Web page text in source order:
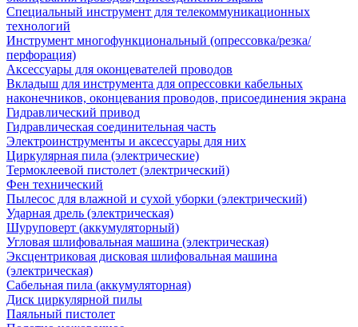
Специальный инструмент для телекоммуникационных
технологий
Инструмент многофункциональный (опрессовка/резка/
перфорация)
Аксессуары для оконцевателей проводов
Вкладыш для инструмента для опрессовки кабельных
наконечников, оконцевания проводов, присоединения экрана
Гидравлический привод
Гидравлическая соединительная часть
Электроинструменты и аксессуары для них
Циркулярная пила (электрические)
Термоклеевой пистолет (электрический)
Фен технический
Пылесос для влажной и сухой уборки (электрический)
Ударная дрель (электрическая)
Шуруповерт (аккумуляторный)
Угловая шлифовальная машина (электрическая)
Эксцентриковая дисковая шлифовальная машина
(электрическая)
Сабельная пила (аккумуляторная)
Диск циркулярной пилы
Паяльный пистолет